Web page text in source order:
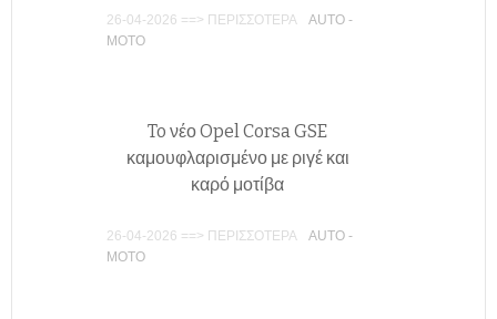
26-04-2026 ==> ΠΕΡΙΣΣΟΤΕΡΑ
AUTO -
MOTO
To νέο Opel Corsa GSE
καμουφλαρισμένο με ριγέ και
καρό μοτίβα
26-04-2026 ==> ΠΕΡΙΣΣΟΤΕΡΑ
AUTO -
MOTO